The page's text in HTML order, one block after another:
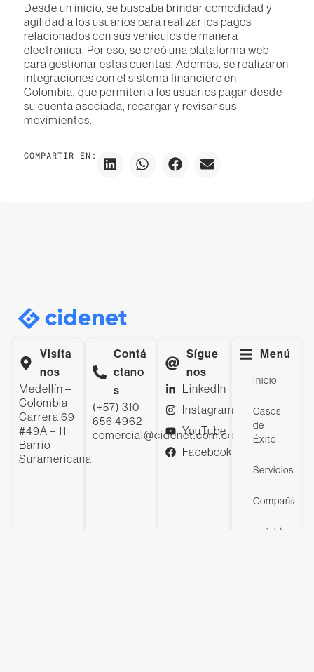
Desde un inicio, se buscaba brindar comodidad y
agilidad a los usuarios para realizar los pagos
relacionados con sus vehículos de manera
electrónica. Por eso, se creó una plataforma web
para gestionar estas cuentas. Además, se realizaron
integraciones con el sistema financiero en
Colombia, que permiten a los usuarios pagar desde
su cuenta asociada, recargar y revisar sus
movimientos.
COMPARTIR EN:
Visíta
nos
Medellín –
Colombia
Carrera 69
#49A – 11
Barrio
Suramericana
Contá
ctano
s
(+57) 310
656 4962
comercial@cidenet.com.co
Sígue
nos
LinkedIn
Instagram
YouTube
Facebook
Menú
Inicio
Casos
de
Éxito
Servicios
Compañía
Insights